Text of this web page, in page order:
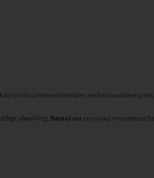
zijn duurzame materialen en betrouwbare
afwerking. Bestel nu en ervaar moeiteloze